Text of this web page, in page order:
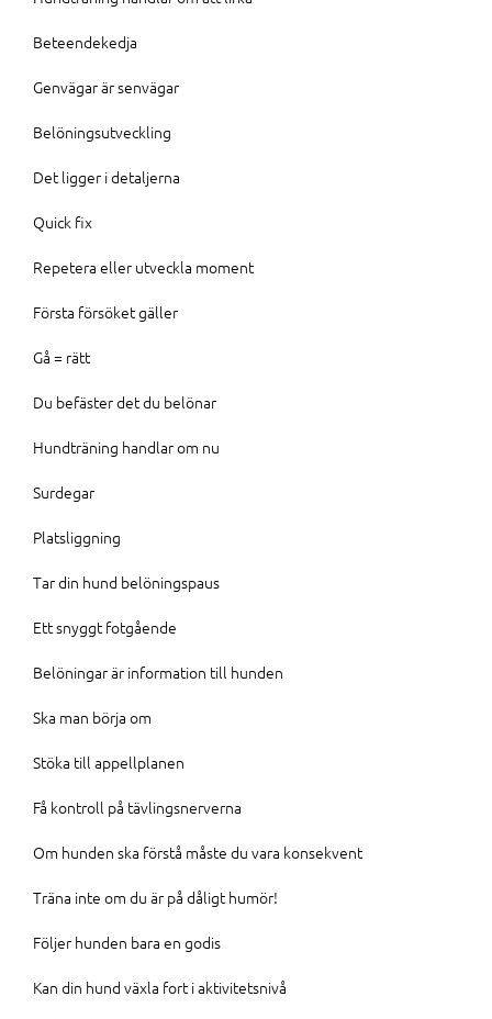
Beteendekedja
Genvägar är senvägar
Belöningsutveckling
Det ligger i detaljerna
Quick fix
Repetera eller utveckla moment
Första försöket gäller
Gå = rätt
Du befäster det du belönar
Hundträning handlar om nu
Surdegar
Platsliggning
Tar din hund belöningspaus
Ett snyggt fotgående
Belöningar är information till hunden
Ska man börja om
Stöka till appellplanen
Få kontroll på tävlingsnerverna
Om hunden ska förstå måste du vara konsekvent
Träna inte om du är på dåligt humör!
Följer hunden bara en godis
Kan din hund växla fort i aktivitetsnivå